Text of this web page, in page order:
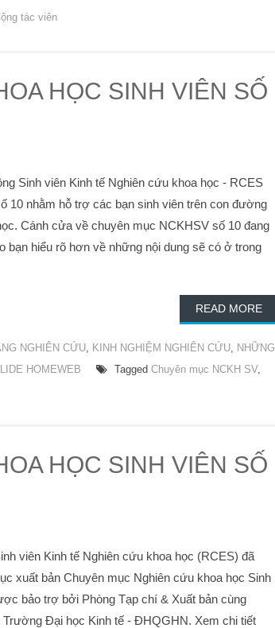
tác viên
HỌC SINH VIÊN SỐ
Sinh viên Kinh tế Nghiên cứu khoa học - RCES
10 nhằm hỗ trợ các bạn sinh viên trên con đường
Cánh cửa về chuyên mục NCKHSV số 10 đang
hiểu rõ hơn về những nội dung sẽ có ở trong
READ MORE
NGHIÊN CỨU, KINH NGHIỆM NGHIÊN CỨU, NHỮNG
HOMEWEB Tagged Chuyên mục NCKH SV,
HỌC SINH VIÊN SỐ
viên Kinh tế Nghiên cứu khoa học (RCES) đã
xuất bản Chuyên mục Nghiên cứu khoa học Sinh
bảo trợ bởi Phòng Tạp chí & Xuất bản cùng
Đại học Kinh tế - ĐHQGHN. Xem chi tiết